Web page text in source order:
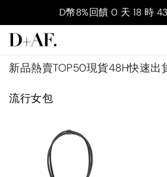
D幣8%回饋 0 天 18 時 43
新品熱賣TOP50現貨48H快速出
流行女包